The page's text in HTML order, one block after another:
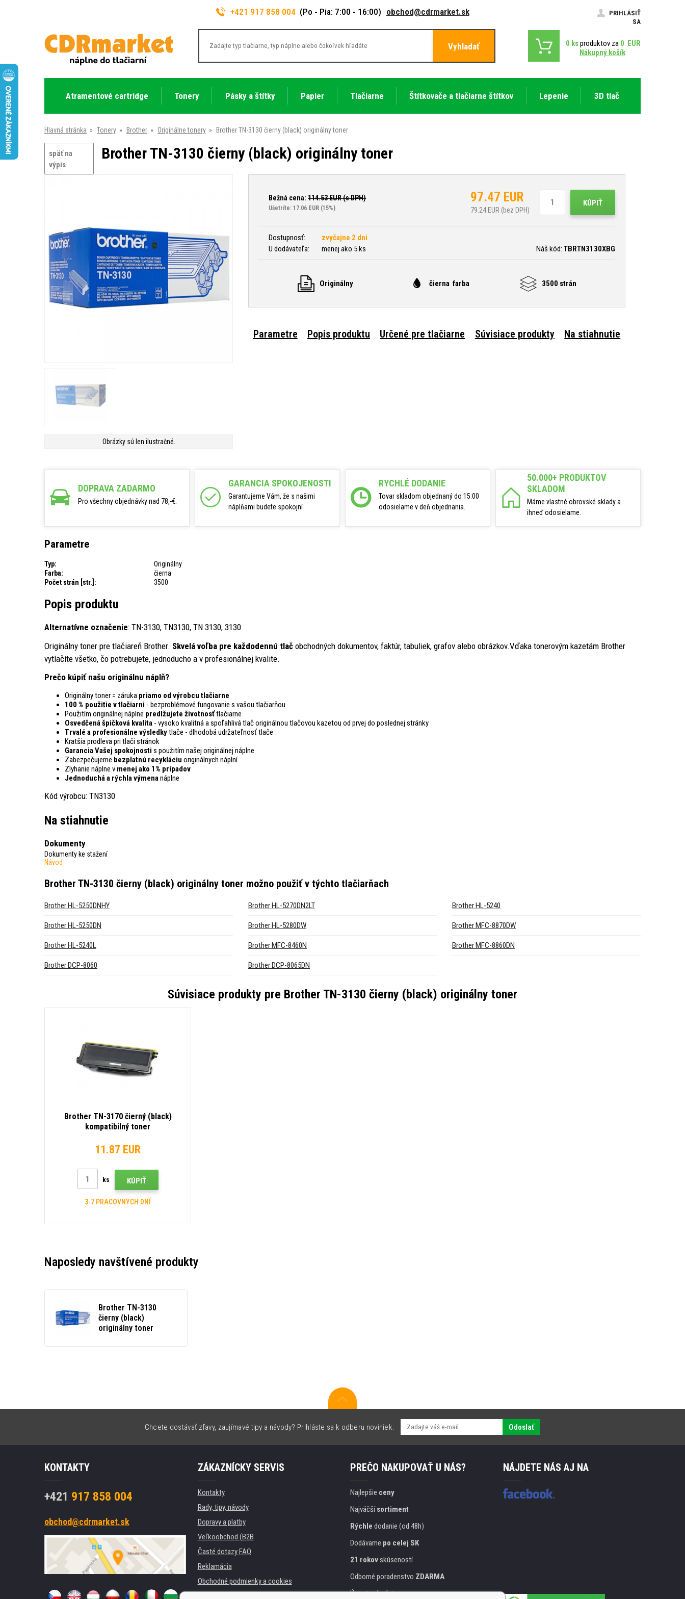
+421 917 858 004 (Po - Pia: 7:00 - 16:00) obchod@cdrmarket.sk
PRIHLÁSIŤ
SA
Vyhladať 0 ksproduktov za 0 EUR
Nákupný košík
Atramentové cartridge Tonery Pásky a štítky Papier Tlačiarne Štítkovače a tlačiarne štítkov Lepenie 3D tlač
Hlavná stránka » Tonery » Brother » Originálne tonery » Brother TN-3130 čierny (black) originálny toner
späť na
výpis
Brother TN-3130 čierny (black) originálny toner
Obrázky sú len ilustračné.
Bežná cena: 114.53EUR (s DPH)
Ušetríte: 17.06 EUR (15%)
97.47 EUR
79.24EUR (bez DPH)
KÚPIŤ
Dostupnosť:
zvyčajne 2 dni
U dodávateľa:
menej ako 5 ks Náš kód: TBRTN3130XBG
Originálny čierna farba 3500 strán
Parametre Popis produktu Určené pre tlačiarne Súvisiace produkty Na stiahnutie
DOPRAVA ZADARMO
Pro všechny objednávky nad 78,-€.
GARANCIA SPOKOJENOSTI
Garantujeme Vám, že s našimi
náplňami budete spokojní
RYCHLÉ DODANIE
Tovar skladom objednaný do 15:00
odosielame v deň objednania.
50.000+ PRODUKTOV
SKLADOM
Máme vlastné obrovské sklady a
ihneď odosielame.
Parametre
Typ:
Originálny
Farba:
čierna
Počet strán [str.]:
3500
Popis produktu
Alternatívne označenie: TN-3130, TN3130, TN 3130, 3130
Originálny toner pre tlačiareň Brother. Skvelá voľba pre každodennú tlač obchodných dokumentov, faktúr, tabuliek, grafov alebo obrázkov.Vďaka tonerovým kazetám Brother
vytlačíte všetko, čo potrebujete, jednoducho a v profesionálnej kvalite.
Prečo kúpiť našu originálnu náplň?
Originálny toner = záruka priamo od výrobcu tlačiarne
100 % použitie v tlačiarni - bezproblémové fungovanie s vašou tlačiarňou
Použitím originálnej náplne predlžujete životnosťtlačiarne
Osvedčená špičková kvalita - vysoko kvalitná a spoľahlivá tlač originálnou tlačovou kazetou od prvej do poslednej stránky
Trvalé a profesionálne výsledkytlače - dlhodobá udržateľnosť tlače
Kratšia prodleva pri tlači stránok
Garancia Vašej spokojnosti s použitím našej originálnej náplne
Zabezpečujeme bezplatnú recykláciu originálnych náplní
Zlyhanie náplne v menej ako 1% prípadov
Jednoduchá a rýchla výmenanáplne
Kód výrobcu: TN3130
Na stiahnutie
Dokumenty
Dokumenty ke stažení
Návod
Brother TN-3130 čierny (black) originálny toner možno použiť v týchto tlačiarňach
Brother HL-5250DNHY Brother HL-5270DN2LT Brother HL-5240
Brother HL-5250DN Brother HL-5280DW Brother MFC-8870DW
Brother HL-5240L Brother MFC-8460N Brother MFC-8860DN
Brother DCP-8060 Brother DCP-8065DN
Súvisiace produkty pre Brother TN-3130 čierny (black) originálny toner
Brother TN-3170 čierný (black)
kompatibilný toner
11.87 EUR
ks KÚPIŤ
3-7 PRACOVNÝCH DNÍ
Naposledy navštívené produkty
Brother TN-3130
čierny (black)
originálny toner
Chcete dostávať zľavy, zaujímavé tipy a návody? Prihláste sa k odberu noviniek. Odoslať
KONTAKTY
+421 917 858 004
obchod@cdrmarket.sk
ZÁKAZNÍCKY SERVIS
Kontakty
Rady, tipy, návody
Dopravy a platby
Veľkoobchod (B2B
Časté dotazy FAQ
Reklamácia
Obchodné podmienky a cookies
PREČO NAKUPOVAŤ U NÁS?
Najlepšie ceny
Najväčšísortiment
Rýchle dodanie (od 48h)
Dodávame po celej SK
21 rokovskúseností
Odborné poradenstvo ZDARMA
Ústretový prístup
NÁJDETE NÁS AJ NA